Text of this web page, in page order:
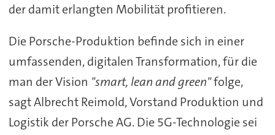
der damit erlangten Mobilität profitieren.
Die Porsche-Produktion befinde sich in einer
umfassenden, digitalen Transformation, für die
man der Vision "smart, lean and green"folge,
sagt Albrecht Reimold, Vorstand Produktion und
Logistik der Porsche AG. Die 5G-Technologie sei